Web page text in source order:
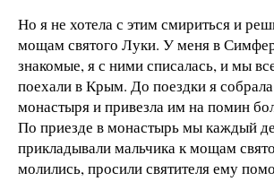
Но я не хотела с этим смириться и
мощам святого Луки. У меня в
знакомые, я с ними списалась, и мы
поехали в Крым. До поездки я собрала
монастыря и привезла им на помин
По приезде в монастырь мы каждый
прикладывали мальчика к мощам
молились, просили святителя ему